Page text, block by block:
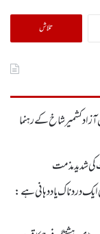
تلاش
کریں
کشمیر شاخ کے رہنما
دردناک یاد دہانی ہے: